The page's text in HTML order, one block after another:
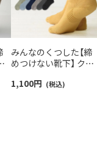
みんなのくつした【締
めつけない靴下】 クル
【20-22cm】【22-24cm
1,100円 (税込)